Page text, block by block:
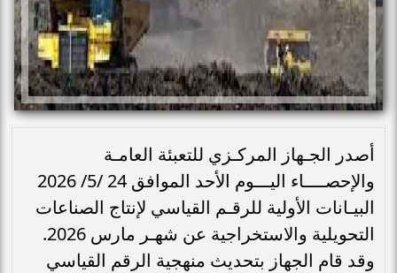
أصدر الجـهاز المركـزي للتعبئة العامـة
والإحصــــاء اليـــوم الأحد الموافق 24 /5/ 2026
البيـانات الأولية للرقـم القياسي لإنتاج الصناعات
التحويلية والاستخراجية عن شهـر مارس 2026.
وقد قام الجهاز بتحديث منهجية الرقم القياسي